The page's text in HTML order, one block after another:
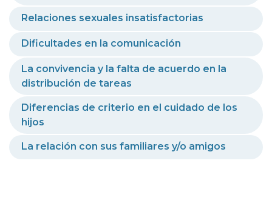
Relaciones sexuales insatisfactorias
Dificultades en la comunicación
La convivencia y la falta de acuerdo en la
distribución de tareas
Diferencias de criterio en el cuidado de los
hijos
La relación con sus familiares y/o amigos